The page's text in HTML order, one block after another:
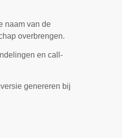
naam van de
overbrengen.
en call-
genereren bij